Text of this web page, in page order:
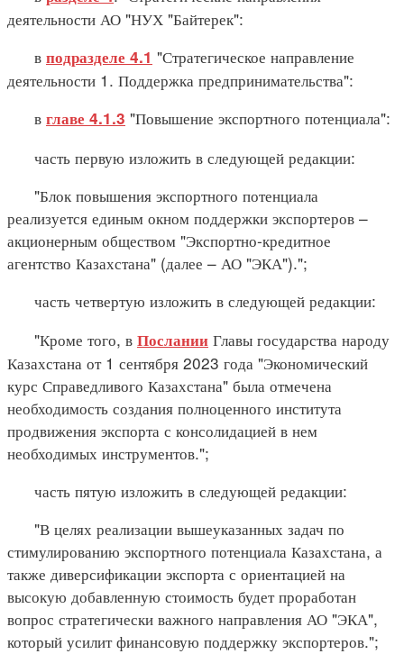
деятельности АО "НУХ "Байтерек":
в подразделе 4.1 "Стратегическое направление
деятельности 1. Поддержка предпринимательства":
в главе 4.1.3 "Повышение экспортного потенциала":
часть первую изложить в следующей редакции:
"Блок повышения экспортного потенциала
реализуется единым окном поддержки экспортеров –
акционерным обществом "Экспортно-кредитное
агентство Казахстана" (далее – АО "ЭКА").";
часть четвертую изложить в следующей редакции:
"Кроме того, в Послании Главы государства народу
Казахстана от 1 сентября 2023 года "Экономический
курс Справедливого Казахстана" была отмечена
необходимость создания полноценного института
продвижения экспорта с консолидацией в нем
необходимых инструментов.";
часть пятую изложить в следующей редакции:
"В целях реализации вышеуказанных задач по
стимулированию экспортного потенциала Казахстана, а
также диверсификации экспорта с ориентацией на
высокую добавленную стоимость будет проработан
вопрос стратегически важного направления АО "ЭКА",
который усилит финансовую поддержку экспортеров.";